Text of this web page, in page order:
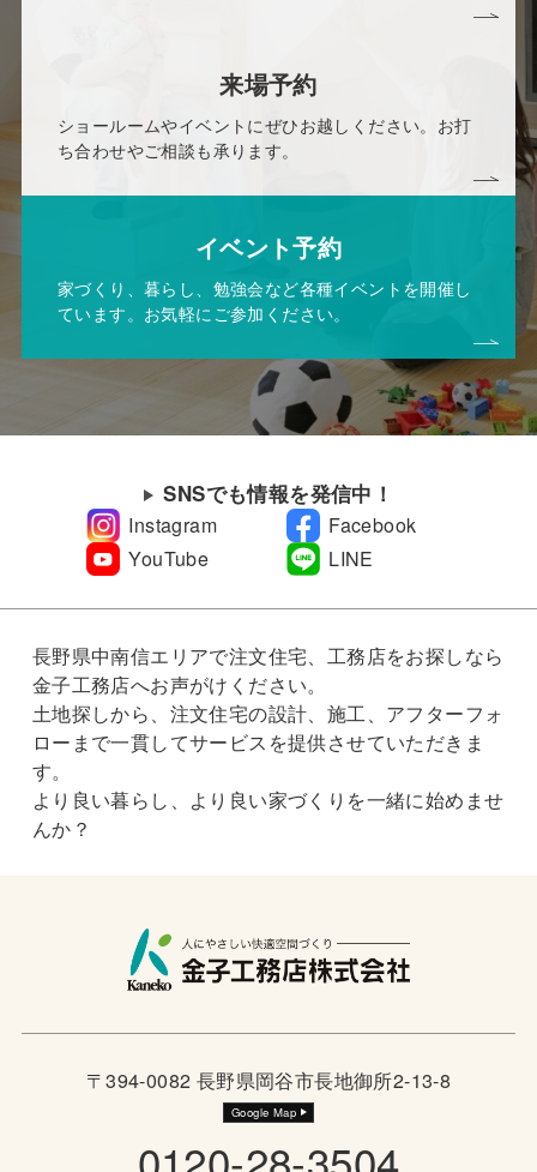
来場予約
ショールームやイベントにぜひお越しください。お打
ち合わせやご相談も承ります。
イベント予約
家づくり、暮らし、勉強会など各種イベントを開催し
ています。お気軽にご参加ください。
SNSでも情報を発信中！
Instagram
Facebook
YouTube
LINE
長野県中南信エリアで注文住宅、工務店をお探しなら
金子工務店へお声がけください。
土地探しから、注文住宅の設計、施工、アフターフォ
ローまで一貫してサービスを提供させていただきま
す。
より良い暮らし、より良い家づくりを一緒に始めませ
んか？
〒394-0082 長野県岡谷市長地御所2-13-8
Google Map